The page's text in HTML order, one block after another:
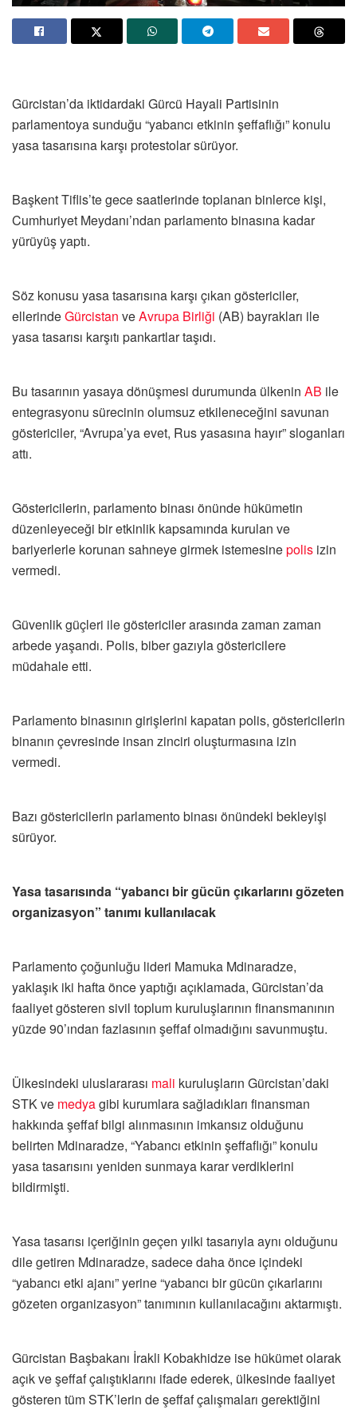
Gürcistan’da iktidardaki Gürcü Hayali Partisinin
parlamentoya sunduğu “yabancı etkinin şeffaflığı” konulu
yasa tasarısına karşı protestolar sürüyor.
Başkent Tiflis’te gece saatlerinde toplanan binlerce kişi,
Cumhuriyet Meydanı’ndan parlamento binasına kadar
yürüyüş yaptı.
Söz konusu yasa tasarısına karşı çıkan göstericiler,
ellerindeGürcistan veAvrupa Birliği (AB) bayrakları ile
yasa tasarısı karşıtı pankartlar taşıdı.
Bu tasarının yasaya dönüşmesi durumunda ülkenin AB ile
entegrasyonu sürecinin olumsuz etkileneceğini savunan
göstericiler, “Avrupa’ya evet, Rus yasasına hayır” sloganları
attı.
Göstericilerin, parlamento binası önünde hükümetin
düzenleyeceği bir etkinlik kapsamında kurulan ve
bariyerlerle korunan sahneye girmek istemesinepolis izin
vermedi.
Güvenlik güçleri ile göstericiler arasında zaman zaman
arbede yaşandı. Polis, biber gazıyla göstericilere
müdahale etti.
Parlamento binasının girişlerini kapatan polis, göstericilerin
binanın çevresinde insan zinciri oluşturmasına izin
vermedi.
Bazı göstericilerin parlamento binası önündeki bekleyişi
sürüyor.
Yasa tasarısında “yabancı bir gücün çıkarlarını gözeten
organizasyon” tanımı kullanılacak
Parlamento çoğunluğu lideri Mamuka Mdinaradze,
yaklaşık iki hafta önce yaptığı açıklamada, Gürcistan’da
faaliyet gösteren sivil toplum kuruluşlarının finansmanının
yüzde 90’ından fazlasının şeffaf olmadığını savunmuştu.
Ülkesindeki uluslararası mali kuruluşların Gürcistan’daki
STK ve medyagibi kurumlara sağladıkları finansman
hakkında şeffaf bilgi alınmasının imkansız olduğunu
belirten Mdinaradze, “Yabancı etkinin şeffaflığı” konulu
yasa tasarısını yeniden sunmaya karar verdiklerini
bildirmişti.
Yasa tasarısı içeriğinin geçen yılki tasarıyla aynı olduğunu
dile getiren Mdinaradze, sadece daha önce içindeki
“yabancı etki ajanı” yerine “yabancı bir gücün çıkarlarını
gözeten organizasyon” tanımının kullanılacağını aktarmıştı.
Gürcistan Başbakanı İrakli Kobakhidze ise hükümet olarak
açık ve şeffaf çalıştıklarını ifade ederek, ülkesinde faaliyet
gösteren tüm STK’lerin de şeffaf çalışmaları gerektiğini